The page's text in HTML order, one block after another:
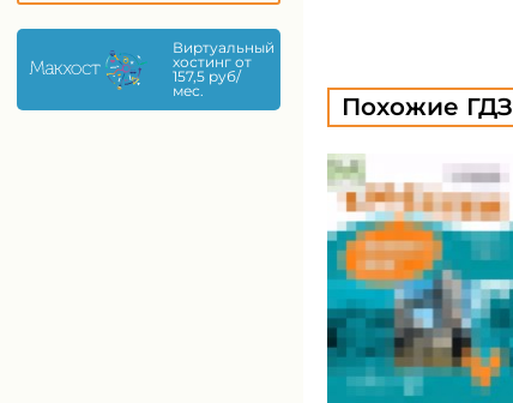
Виртуальный
хостинг от
157,5 руб/
мес.
Похожие ГДЗ